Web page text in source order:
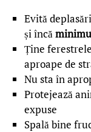
Evită
și încă
Ține
aproape de
Nu sta în
Protejează
expuse
Spală bine